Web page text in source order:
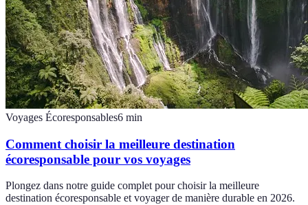
Voyages Écoresponsables6 min
Comment choisir la meilleure destination
écoresponsable pour vos voyages
Plongez dans notre guide complet pour choisir la meilleure
destination écoresponsable et voyager de manière durable en 2026.